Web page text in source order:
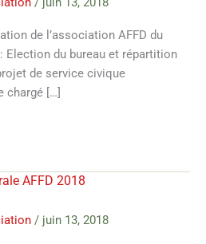
de l’association AFFD du
Election du bureau et répartition
de service civique
chargé […]
AFFD 2018
/ juin 13, 2018